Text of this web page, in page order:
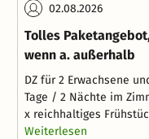
02.08.2026
Tolles
wenn a. außerhalb
DZ für 2 Erwachsene
Tage / 2 Nächte im
x reichhaltiges
Weiterlesen